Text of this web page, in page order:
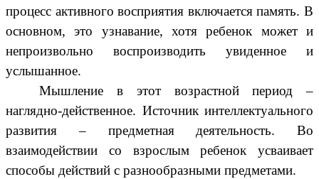
процесс активного восприятия включается память. В
основном, это узнавание, хотя ребенок может и
непроизвольно воспроизводить увиденное и
услышанное.
Мышление в этот возрастной период –
наглядно-действенное. Источник интеллектуального
развития – предметная деятельность. Во
взаимодействии со взрослым ребенок усваивает
способы действий с разнообразными предметами.